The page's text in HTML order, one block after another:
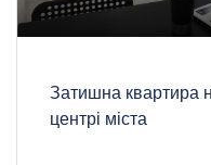
Затишна квартира
центрі міста